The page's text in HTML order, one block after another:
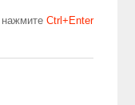
Сtrl+Enter